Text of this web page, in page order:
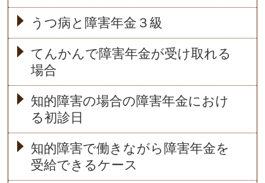
うつ病と障害年金３級
てんかんで障害年金が受け取れる
場合
知的障害の場合の障害年金におけ
る初診日
知的障害で働きながら障害年金を
受給できるケース